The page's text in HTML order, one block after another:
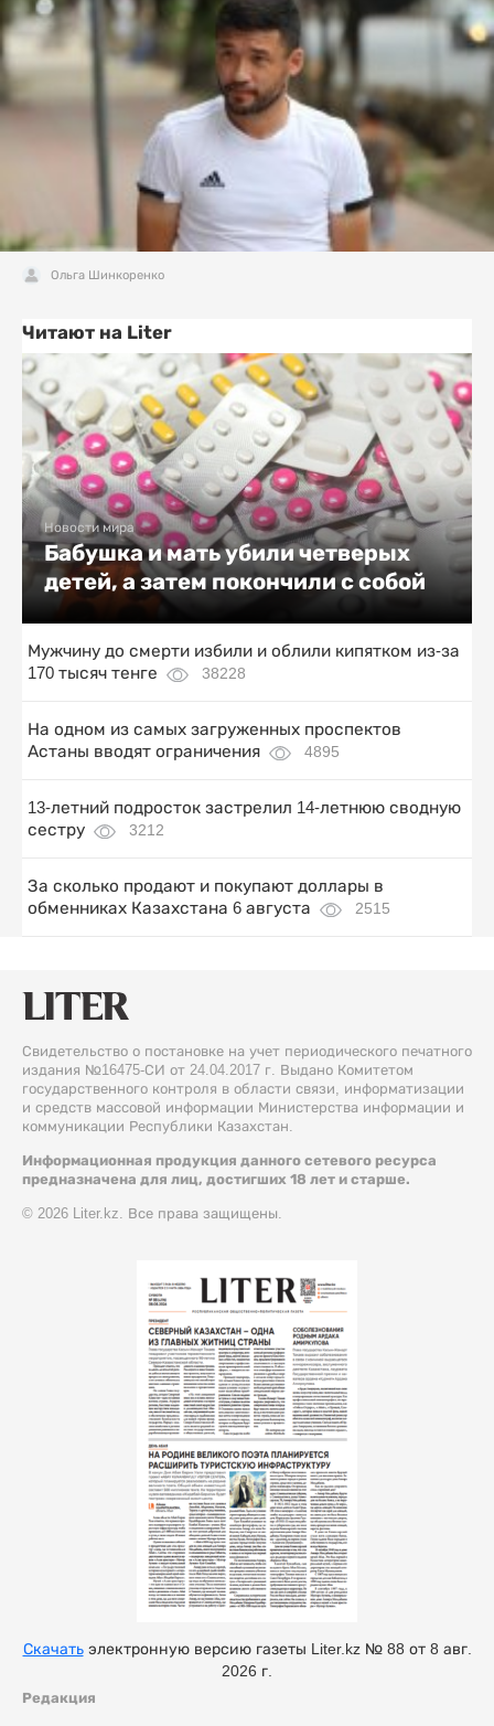
Ольга Шинкоренко
Читают на Liter
Новости мира
Бабушка и мать убили четверых
детей, а затем покончили с собой
Мужчину до смерти избили и облили кипятком из-за
170 тысяч тенге
38228
На одном из самых загруженных проспектов
Астаны вводят ограничения
4895
13-летний подросток застрелил 14-летнюю сводную
сестру
3212
За сколько продают и покупают доллары в
обменниках Казахстана 6 августа
2515
Свидетельство о постановке на учет периодического печатного
издания №16475-СИ от 24.04.2017 г. Выдано Комитетом
государственного контроля в области связи, информатизации
и средств массовой информации Министерства информации и
коммуникации Республики Казахстан.
Информационная продукция данного сетевого ресурса
предназначена для лиц, достигших 18 лет и старше.
© 2026 Liter.kz. Все права защищены.
Редакция
Скачатьэлектронную версию газеты Liter.kz № 88 от 8 авг.
2026 г.